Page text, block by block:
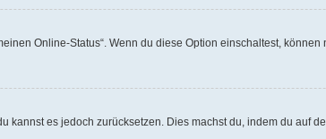
Online-Status“. Wenn du diese Option einschaltest,
es jedoch zurücksetzen. Dies machst du, indem du auf